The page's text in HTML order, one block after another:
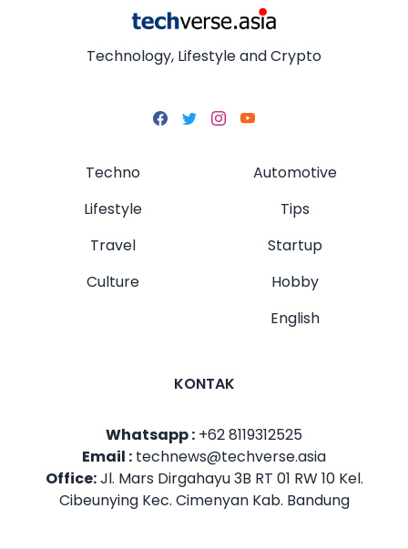
Technology, Lifestyle and Crypto
Techno
Lifestyle
Travel
Culture
Automotive
Tips
Startup
Hobby
English
KONTAK
Whatsapp : +62 8119312525
Email : technews@techverse.asia
Office:Jl. Mars Dirgahayu 3B RT 01 RW 10 Kel.
Cibeunying Kec. Cimenyan Kab. Bandung